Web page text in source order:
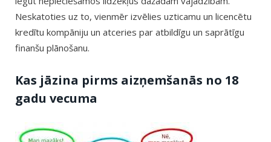
Neskatoties uz to, vienmēr izvēlies uzticamu un licencētu
kredītu kompāniju un atceries par atbildīgu un saprātīgu
finanšu plānošanu.
Kas jāzina pirms aizņemšanās no 18
gadu vecuma